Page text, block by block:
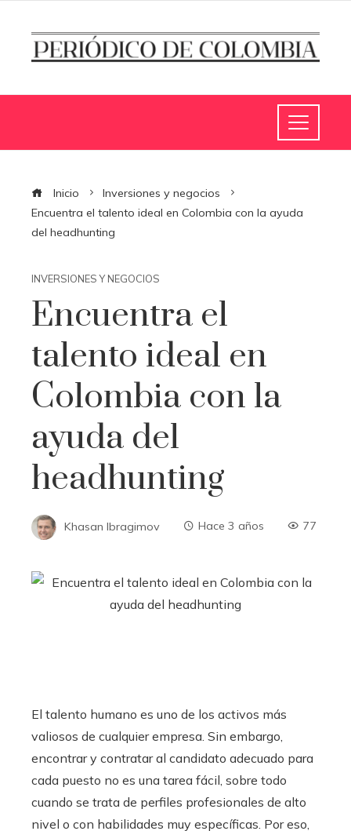
Inicio
Inversiones y negocios
Encuentra el talento ideal en Colombia con la ayuda
del headhunting
INVERSIONES Y NEGOCIOS
Encuentra el
talento ideal en
Colombia con la
ayuda del
headhunting
Khasan Ibragimov Hace 3 años 77
El talento humano es uno de los activos más
valiosos de cualquier empresa. Sin embargo,
encontrar y contratar al candidato adecuado para
cada puesto no es una tarea fácil, sobre todo
cuando se trata de perfiles profesionales de alto
nivel o con habilidades muy específicas. Por eso,